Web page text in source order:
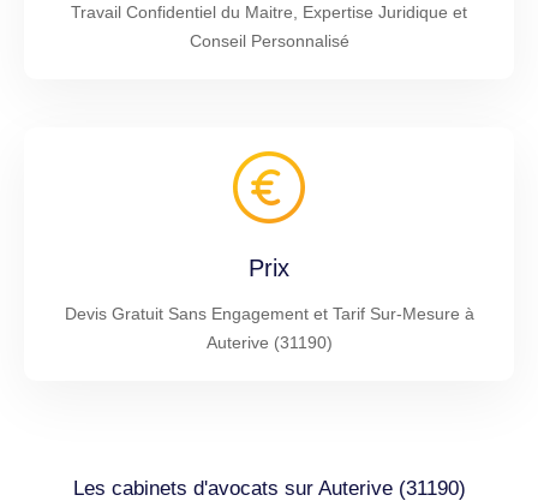
Travail Confidentiel du Maitre, Expertise Juridique et
Conseil Personnalisé
Prix
Devis Gratuit Sans Engagement et Tarif Sur-Mesure à
Auterive (31190)
Les cabinets d'avocats sur Auterive (31190)